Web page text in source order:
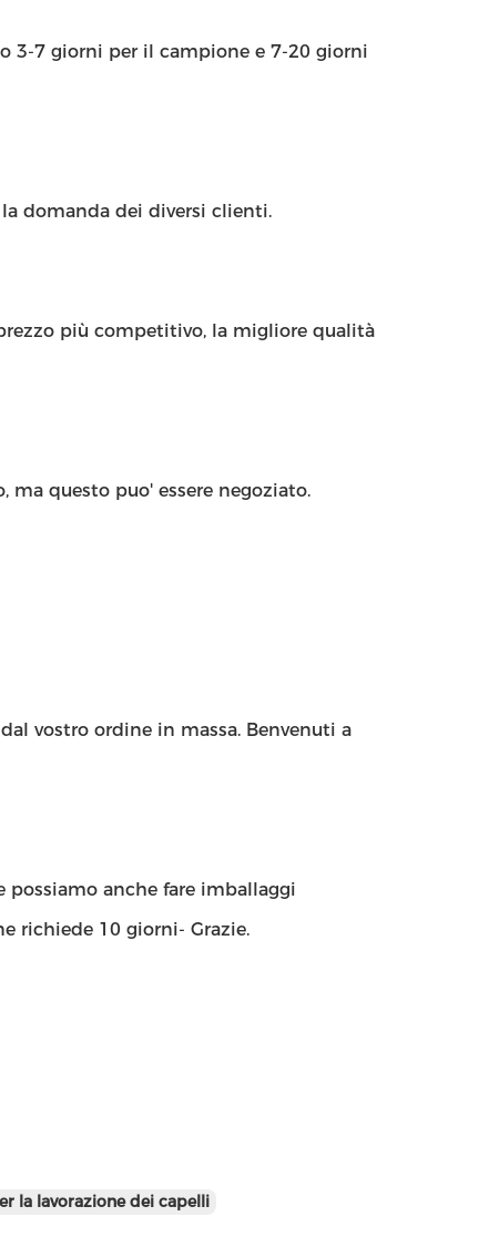
3-7 giorni per il campione e 7-20 giorni
la domanda dei diversi clienti.
più competitivo, la migliore qualità
questo puo' essere negoziato.
vostro ordine in massa. Benvenuti a
anche fare imballaggi
richiede 10 giorni- Grazie.
la lavorazione dei capelli